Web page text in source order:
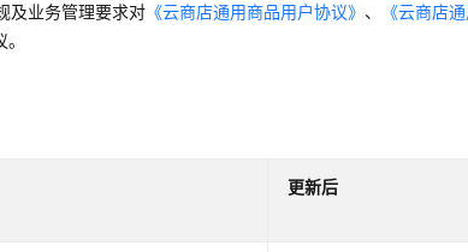
及业务管理要求对 《云商店通用商品用户协议》 、 《云商店
更新后